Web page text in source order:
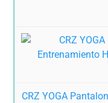
CRZ YOGA